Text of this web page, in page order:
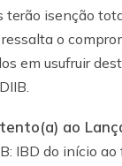
isenção
o
em usufruir
ao
IBD do início